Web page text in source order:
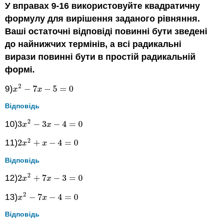
У вправах 9-16 використовуйте квадратичну
формулу для вирішення заданого рівняння.
Ваші остаточні відповіді повинні бути зведені
до найнижчих термінів, а всі радикальні
вирази повинні бути в простій радикальній
формі.
9)x2 − 7x − 5 = 0
x2 −7 x− 5= 0
Відповідь
10)3x2 − 3x − 4 = 0
3x2 −3x− 4=0
11)2x2 + x − 4 = 0
2x2 +x − 4= 0
Відповідь
12)2x2 + 7x − 3 = 0
2x2 +7 x− 3=0
13)x2 − 7x − 4 = 0
x2 −7 x− 4= 0
Відповідь